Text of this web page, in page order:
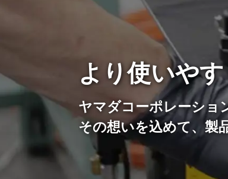
より使いや
ヤマダコーポレーショ
その想いを込めて、製